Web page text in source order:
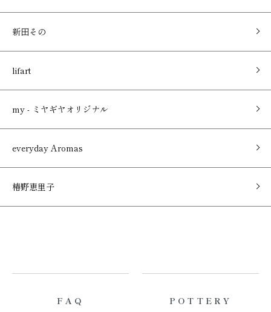
新田その
lifart
my - ミヤギヤオリジナル
everyday Aromas
椿野恵里子
FAQ POTTERY